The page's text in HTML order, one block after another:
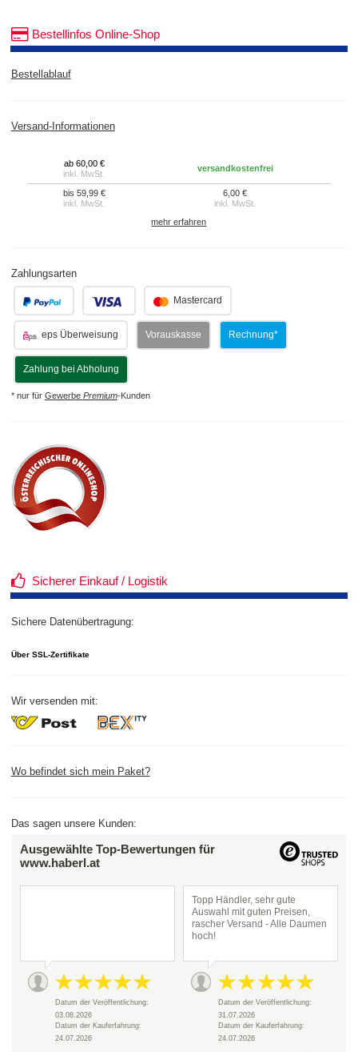
Bestellinfos Online-Shop
Bestellablauf
Versand-Informationen
ab 60,00 €
inkl. MwSt.
versandkostenfrei
bis 59,99 €
inkl. MwSt.
6,00 €
inkl. MwSt.
mehr erfahren
Zahlungsarten
Mastercard
eps Überweisung Vorauskasse Rechnung*
Zahlung bei Abholung
* nur für Gewerbe Premium-Kunden
Sicherer Einkauf / Logistik
Sichere Datenübertragung:
Über SSL-Zertifikate
Wir versenden mit:
Wo befindet sich mein Paket?
Das sagen unsere Kunden:
Ausgewählte Top-Bewertungen für
www.haberl.at
Datum der Veröffentlichung:
03.08.2026
Datum der Kauferfahrung:
24.07.2026
Topp Händler, sehr gute
Auswahl mit guten Preisen,
rascher Versand - Alle Daumen
hoch!
Datum der Veröffentlichung:
31.07.2026
Datum der Kauferfahrung:
24.07.2026